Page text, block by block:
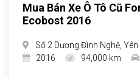
Mua Bán Xe Ô Tô Cũ
Ecobost 2016
Số 2 Dương Đình Nghệ,
2016
94,000 km